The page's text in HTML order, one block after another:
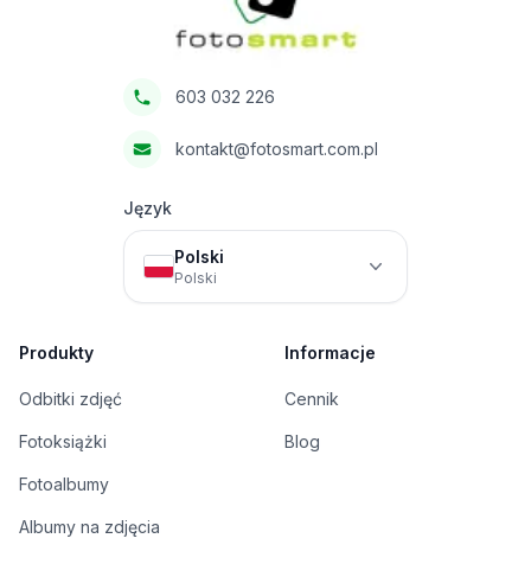
603 032 226
kontakt@fotosmart.com.pl
Język
Polski
Polski
Produkty
Odbitki zdjęć
Fotoksiążki
Fotoalbumy
Albumy na zdjęcia
Informacje
Cennik
Blog